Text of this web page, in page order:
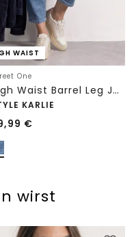
WAIST
One
High Waist Barrel Leg Jeans im Loose Fit
KARLIE
€
wirst